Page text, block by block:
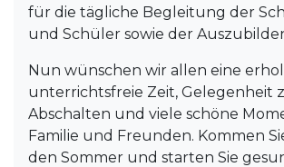
für die tägliche Begleitung der
und Schüler sowie der
Nun wünschen wir allen eine
unterrichtsfreie Zeit, Gelegenheit
Abschalten und viele schöne
Familie und Freunden. Kommen
den Sommer und starten Sie